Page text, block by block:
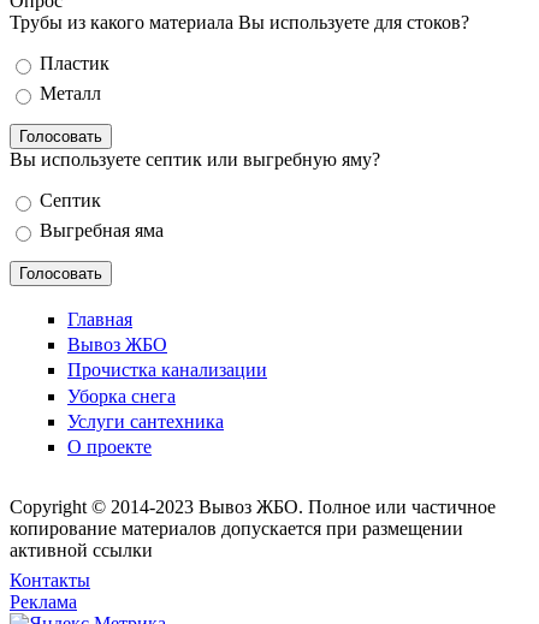
Трубы из какого материала Вы используете для стоков?
Варианты
Пластик
Металл
Вы используете септик или выгребную яму?
Варианты
Септик
Выгребная яма
Главная
Вывоз ЖБО
Прочистка канализации
Уборка снега
Услуги сантехника
О проекте
Copyright © 2014-2023 Вывоз ЖБО. Полное или частичное
копирование материалов допускается при размещении
активной ссылки
Контакты
Реклама